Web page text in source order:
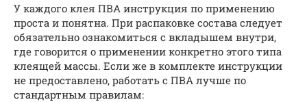
У каждого клея ПВА инструкция по применению
проста и понятна. При распаковке состава следует
обязательно ознакомиться с вкладышем внутри,
где говорится о применении конкретно этого типа
клеящей массы. Если же в комплекте инструкции
не предоставлено, работать с ПВА лучше по
стандартным правилам: